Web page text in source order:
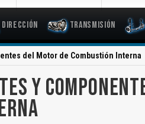
Dirección Transmisión
del Motor de Combustión Interna
Y